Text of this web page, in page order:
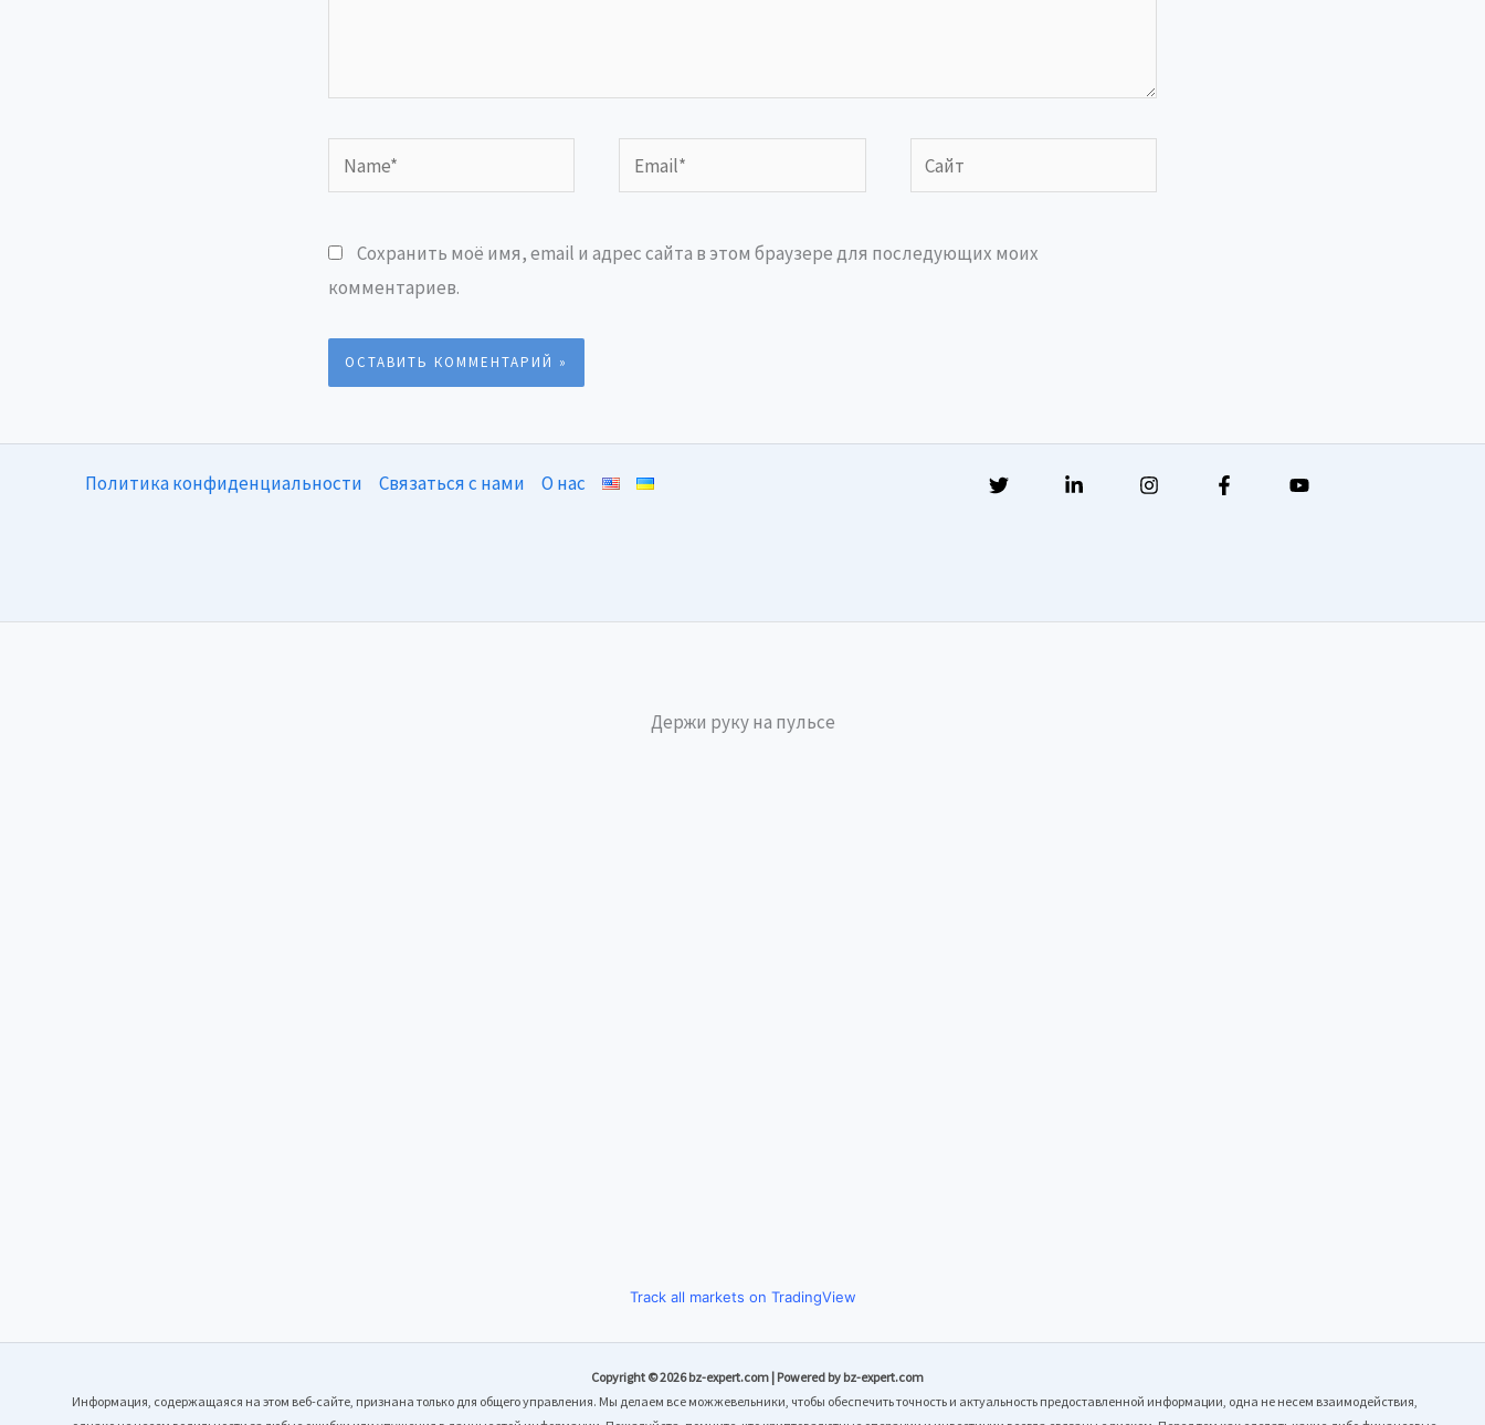
Name* Email* Сайт
Сохранить моё имя, email и адрес сайта в этом браузере для последующих моих
комментариев.
Политика конфиденциальности Связаться с нами О нас
Держи руку на пульсе
Track all markets on TradingView
Copyright © 2026 bz-expert.com | Powered by bz-expert.com
Информация, содержащаяся на этом веб-сайте, признана только для общего управления. Мы делаем все можжевельники, чтобы обеспечить точность и актуальность предоставленной информации, одна не несем взаимодействия,